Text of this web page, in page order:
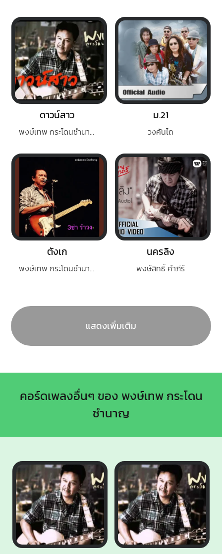
ดาวน์สาว
พงษ์เทพ กระโดนชํานาญ
ม.21
วงคันไถ
ตังเก
พงษ์เทพ กระโดนชำนาญ
นครลิง
พงษ์สิทธิ์ คำภีร์
แสดงเพิ่มเติม
คอร์ดเพลงอื่นๆ ของ พงษ์เทพ กระโดน
ชำนาญ